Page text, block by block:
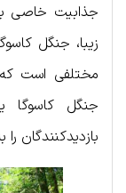
جذابیت خاصی
زیبا، جنگل
مختلفی است که
جنگل کاسوگا
بازدیدکنندگان